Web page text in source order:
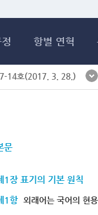
항별 연혁
14호(2017. 3. 28.)
문
1장 표기의 기본 원칙
1항 외래어는 국어의 현